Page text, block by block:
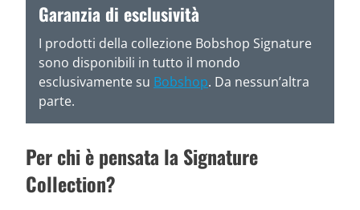
Garanzia di esclusività
I prodotti della collezione Bobshop Signature
sono disponibili in tutto il mondo
esclusivamente su Bobshop. Da nessun’altra
parte.
Per chi è pensata la Signature
Collection?